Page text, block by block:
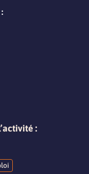
: